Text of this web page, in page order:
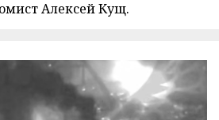
Алексей Кущ.